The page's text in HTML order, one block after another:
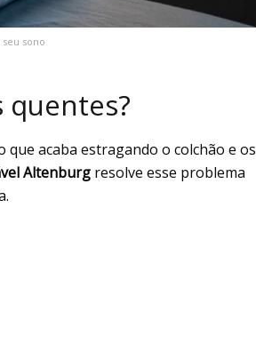
sono
quentes?
acaba estragando o colchão e os
Altenburg resolve esse problema